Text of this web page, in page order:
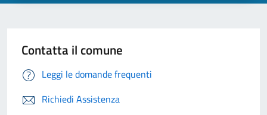
Contatta il comune
Leggi le domande frequenti
Richiedi Assistenza